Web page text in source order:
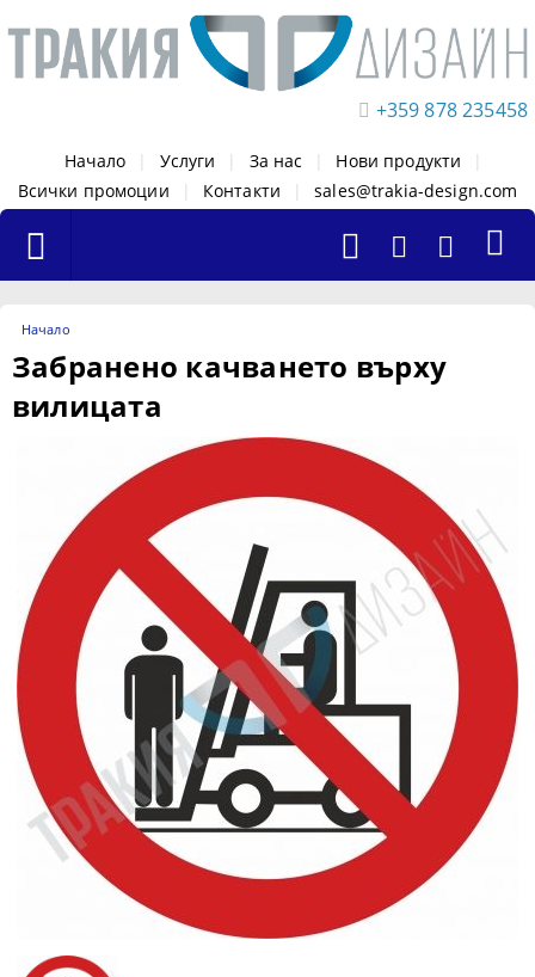
+359 878 235458
Начало Услуги За нас Нови продукти
Всички промоции
Контакти sales@trakia-design.com
Начало
Забранено качването върху
вилицата